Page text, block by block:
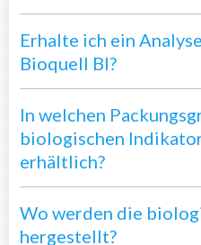
Erhalte ich ein
Bioquell BI?
In welchen
biologischen
erhältlich?
Wo werden die
hergestellt?